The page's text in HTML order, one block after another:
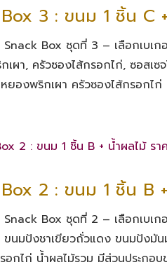
3 : ขนม 1 ชิ้น C
Box ชุดที่ 3 – เลือกเบเก
เผา, ครัวซองไส้กรอกไก่, ซอสเ
ยองพริกเผา ครัวซองไส้กรอกไก่
2 : ขนม 1 ชิ้น B
Box ชุดที่ 2 – เลือกเบเก
ขนมปังชาเขียวถั่วแดง ขนมปังมั
อกไก่ น้ำผลไม้รวม มีส่วนประกอบ